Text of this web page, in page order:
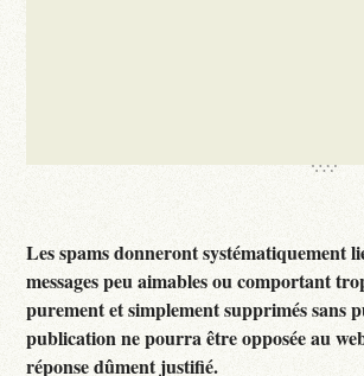
Les spams donneront systématiquement
messages peu aimables ou comportant
purement et simplement supprimés sans
publication ne pourra être opposée au
réponse dûment justifié.